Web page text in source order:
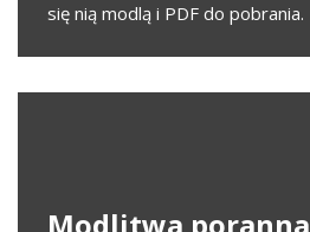
się nią modlą i PDF do pobrania.